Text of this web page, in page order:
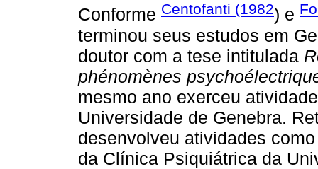
Conforme Centofanti (1982) e
terminou seus estudos em
doutor com a tese intitulada
phénomènes
mesmo ano exerceu
Universidade de Genebra.
desenvolveu atividades
da Clínica Psiquiátrica da